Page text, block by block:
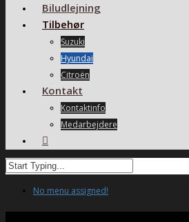
Biludlejning
Tilbehør
Suzuki
Hyundai
Citroën
Kontakt
Kontaktinfo
Medarbejdere
No menu assigned!